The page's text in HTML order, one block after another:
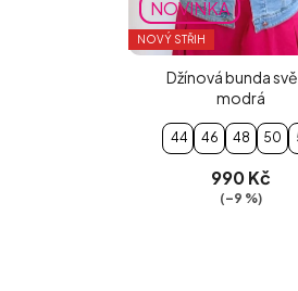
NOVINKA
NOVÝ STŘIH
Džínová bunda
modrá
44 46 48 50
990 Kč
(–9 %)